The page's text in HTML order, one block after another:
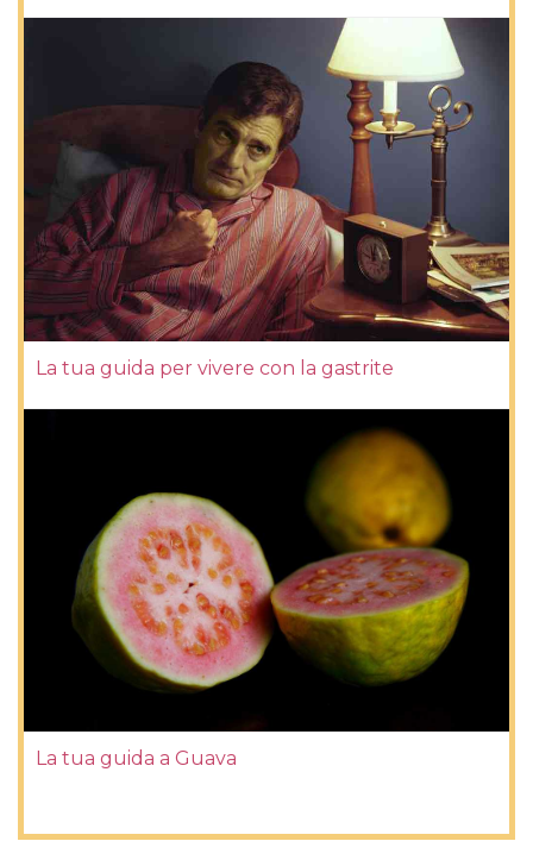
La tua guida per vivere con la gastrite
La tua guida a Guava